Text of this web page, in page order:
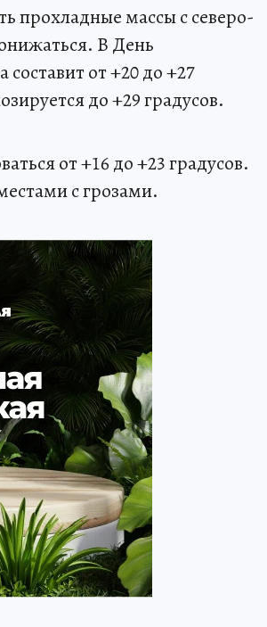
прохладные массы с северо-
В День
от +20 до +27
до +29 градусов.
от +16 до +23 градусов.
с грозами.